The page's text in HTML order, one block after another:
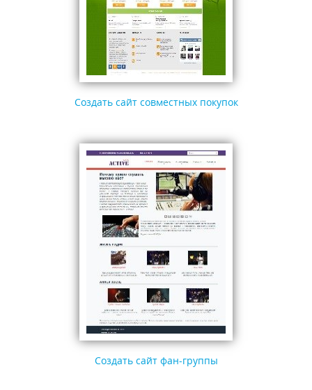
Создать сайт совместных покупок
Создать сайт фан-группы